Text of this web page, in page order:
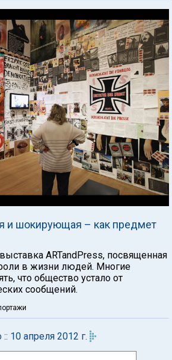
и шокирующая – как предмет
ARTandPress, посвященная
в жизни людей. Многие
что общество устало от
сообщений.
10 апреля 2012 г.